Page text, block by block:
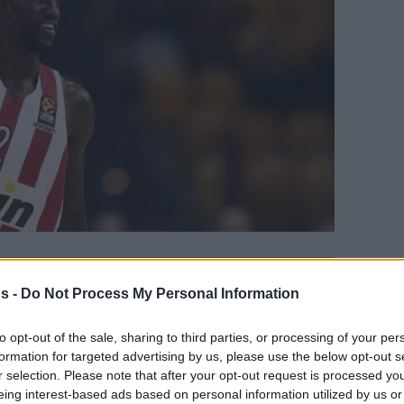
- Do Not Process My Personal Information
opt-out of the sale, sharing to third parties, or processing of your
for targeted advertising by us, please use the below opt-out
selection. Please note that after your opt-out request is processed
interest-based ads based on personal information utilized by us
ο Μπριάντε Ουέμπερ, με τους
τον Άξελ Τουπάν, μετά και την